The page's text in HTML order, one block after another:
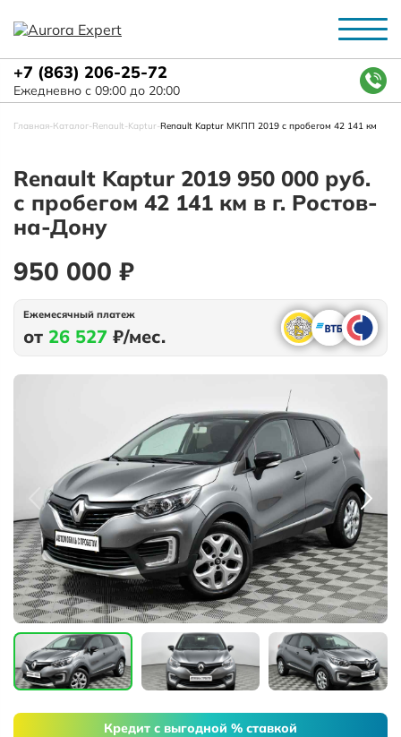
+7 (863) 206-25-72
Ежедневно с 09:00 до 20:00
Главная-Каталог-Renault-Kaptur-Renault Kaptur МКПП 2019 с пробегом 42 141 км
Renault Kaptur 2019 950 000 руб.
с пробегом 42 141 км в г. Ростов-
на-Дону
950 000 ₽
Ежемесячный платеж
от 26 527 ₽/мес.
Кредит с выгодной % ставкой